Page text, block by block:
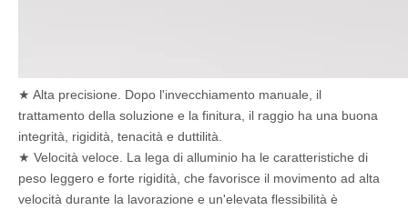
★ Alta precisione. Dopo l'invecchiamento manuale, il
trattamento della soluzione e la finitura, il raggio ha una buona
integrità, rigidità, tenacità e duttilità.
★ Velocità veloce. La lega di alluminio ha le caratteristiche di
peso leggero e forte rigidità, che favorisce il movimento ad alta
velocità durante la lavorazione e un'elevata flessibilità è